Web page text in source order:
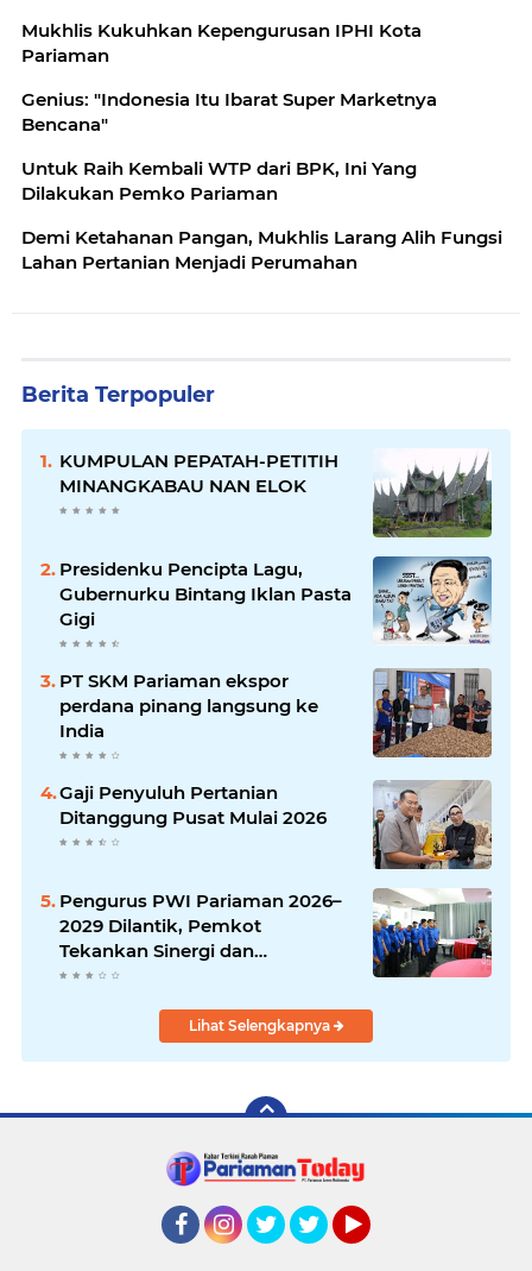
Mukhlis Kukuhkan Kepengurusan IPHI Kota
Pariaman
Genius: "Indonesia Itu Ibarat Super Marketnya
Bencana"
Untuk Raih Kembali WTP dari BPK, Ini Yang
Dilakukan Pemko Pariaman
Demi Ketahanan Pangan, Mukhlis Larang Alih Fungsi
Lahan Pertanian Menjadi Perumahan
Berita Terpopuler
KUMPULAN PEPATAH-PETITIH
MINANGKABAU NAN ELOK
Presidenku Pencipta Lagu,
Gubernurku Bintang Iklan Pasta
Gigi
PT SKM Pariaman ekspor
perdana pinang langsung ke
India
Gaji Penyuluh Pertanian
Ditanggung Pusat Mulai 2026
Pengurus PWI Pariaman 2026–
2029 Dilantik, Pemkot
Tekankan Sinergi dan
Profesionalisme Pers
Lihat Selengkapnya